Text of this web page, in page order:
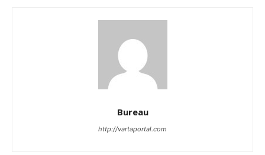
Bureau
http://vartaportal.com